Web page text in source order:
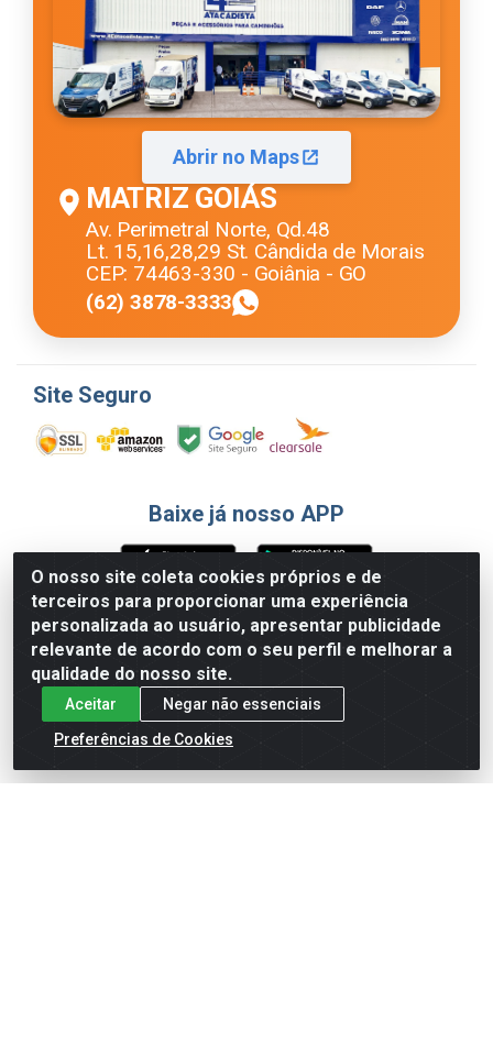
O nosso site coleta cookies próprios e de
terceiros para proporcionar uma experiência
personalizada ao usuário, apresentar publicidade
relevante de acordo com o seu perfil e melhorar a
qualidade do nosso site.
Aceitar
Negar não essenciais
Preferências de Cookies
Abrir no Maps
MATRIZ GOIÁS
Av. Perimetral Norte, Qd.48
Lt. 15,16,28,29 St. Cândida de Morais
CEP: 74463-330 - Goiânia - GO
(62) 3878-3333
Site Seguro
Baixe já nosso APP
Formas de Pagamento